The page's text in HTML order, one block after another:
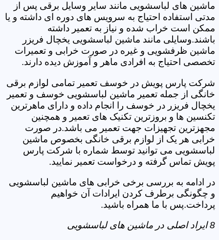
ماشین های لباسشویی مانند سایر وسایل برقی پس از
مدتی استفاده احتیاج به سرویس های دوره ای داشته و یا
ممکن است خراب شده و نیاز به تعمیر داشته
باشند.وسایلی مانند ماشین لباسشویی یخچال فریزر
ماشین ظرفشویی و غیره در صورت خرابی و تعمیرات
تخصصی احتیاج به افرادی ماهر و آموزش دیده دارند.
شرکت پارس پویش در خوسف تعمیر تمامی لوازم برقی
خانگی از جمله تعمیر ماشین لباسشویی خوسف و تعمیر
یخچال فریزر در خوسف را انجام داده و دارای ماهرترین
تکنسین ها و بروزترین تکنیک های تعمیر و همچنین
مجهزترین تجهیزات جهت تعمیر می باشد.در صورت
خرابی هر یک از لوازم برقی خانگی بخصوص ماشین
لباسشویی می توانید توسط شماره با شرکت پارس
پویش تماس گرفته و درخواست تعمیر نمایید.
در ادامه به بررسی برخی خرابی های ماشین لباسشویی
و چگونگی برطرف کردن ایرادات آن خواهیم
پرداخت.پس با ما همراه باشید.
8 ایراد اصلی در ماشین های لباسشویی